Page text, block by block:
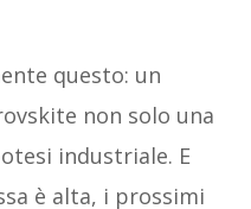
questo: un
non solo una
industriale. E
è alta, i prossimi